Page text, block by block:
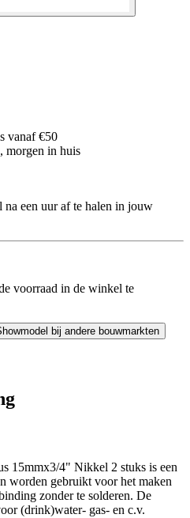
vanaf €50
morgen in huis
na een uur af te halen in jouw
voorraad in de winkel te
bij andere bouwmarkten
15mmx3/4" Nikkel 2 stuks is een
worden gebruikt voor het maken
zonder te solderen. De
(drink)water- gas- en c.v.